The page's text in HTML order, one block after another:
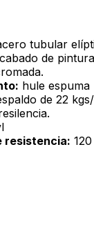
tubular
de
hule
de 22
resistencia: